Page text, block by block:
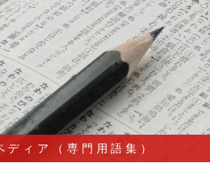
ディア（専門用語集）